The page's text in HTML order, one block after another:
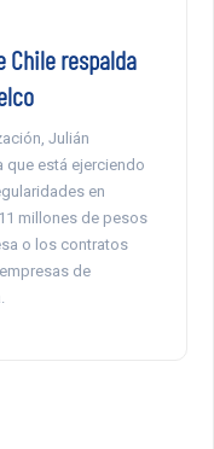
Chile respalda
Julián
que está ejerciendo
en
millones de pesos
o los contratos
de